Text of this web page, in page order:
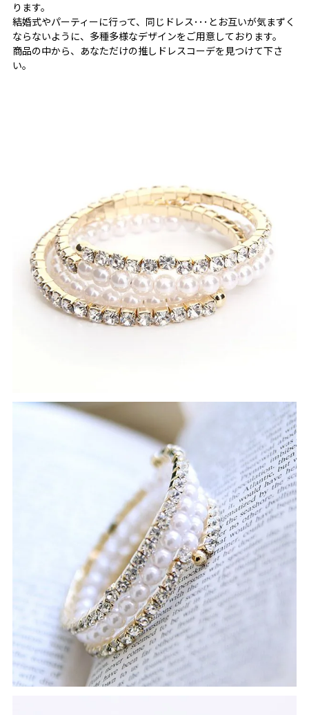
サイズ 内周：約16cm
縦幅：最長部約2cm
付属品 なし
商品を平置きにし、メジャーにて手作業による採寸をし
ております。
集めます。
【当店のサイズガイドはこちら→】
ります。
結婚式やパーティーに行って、同じドレス･･･とお互いが気まずく
ならないように、多種多様なデザインをご用意しております。
商品の中から、あなただけの推しドレスコーデを見つけて下さ
い。